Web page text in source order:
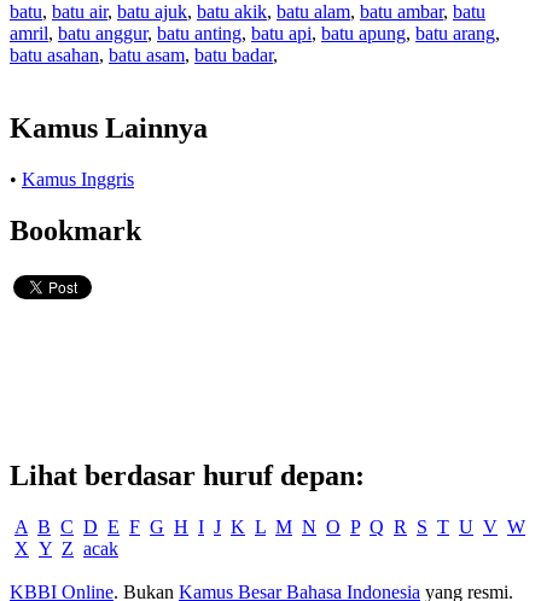
batu, batu air, batu ajuk, batu akik, batu alam, batu ambar, batu
amril, batu anggur, batu anting, batu api, batu apung, batu arang,
batu asahan, batu asam, batu badar,
Kamus Lainnya
• Kamus Inggris
Bookmark
Lihat berdasar huruf depan:
A B C D E F G H I J K L M N O P Q R S T U V W
X Y Z acak
KBBI Online. Bukan Kamus Besar Bahasa Indonesia yang resmi.